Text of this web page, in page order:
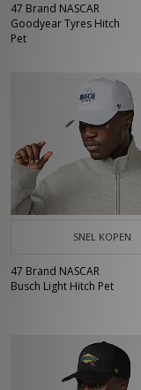
47 Brand NASCAR
Goodyear Tyres Hitch
Pet
SNEL KOPEN
47 Brand NASCAR
Busch Light Hitch Pet